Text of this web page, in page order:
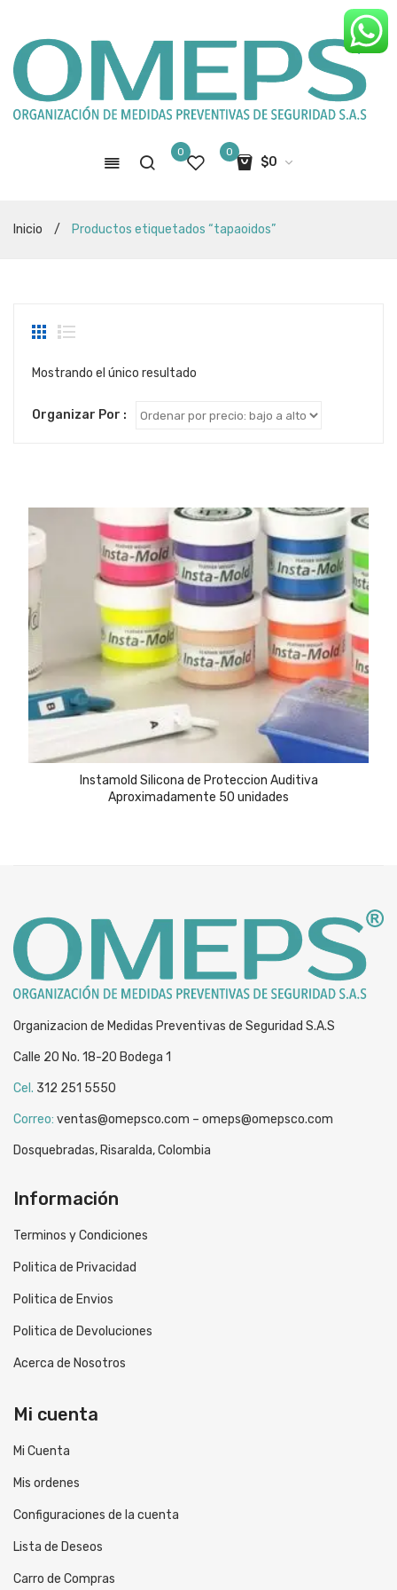
0 0
$0
compras
Inicio / Productos etiquetados “tapaoidos”
Mostrando el único resultado
Organizar Por :
Instamold Silicona de Proteccion Auditiva
Aproximadamente 50 unidades
Organizacion de Medidas Preventivas de Seguridad S.A.S
Calle 20 No. 18-20 Bodega 1
Cel. 312 251 5550
Correo: ventas@omepsco.com – omeps@omepsco.com
Dosquebradas, Risaralda, Colombia
Información
Terminos y Condiciones
Politica de Privacidad
Politica de Envios
Politica de Devoluciones
Acerca de Nosotros
Mi cuenta
Mi Cuenta
Mis ordenes
Configuraciones de la cuenta
Lista de Deseos
Carro de Compras